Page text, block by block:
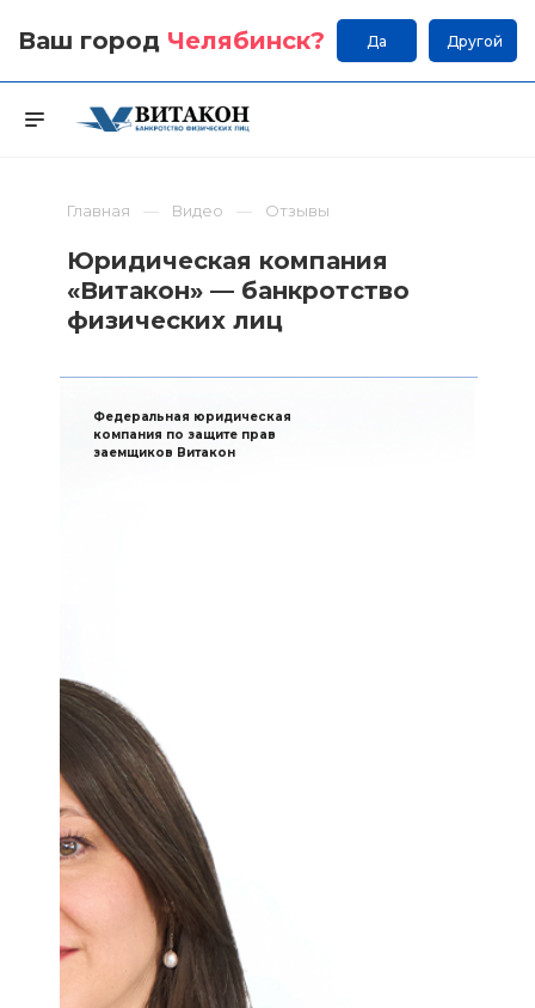
Ваш город Челябинск? Да Другой
Главная Видео Отзывы
Юридическая компания
«Витакон» — банкротство
физических лиц
Федеральная юридическая
компания по защите прав
заемщиков Витакон